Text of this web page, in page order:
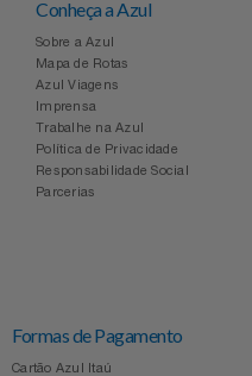
Conheça a Azul
Sobre a Azul
Mapa de Rotas
Azul Viagens
Imprensa
Trabalhe na Azul
Política de Privacidade
Responsabilidade Social
Parcerias
Formas de Pagamento
Cartão Azul Itaú